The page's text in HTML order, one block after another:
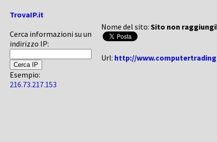
TrovaIP.it
Cerca informazioni su un
indirizzo IP:
Esempio:
216.73.217.153
Nome del sito: Sito non
Url: http://